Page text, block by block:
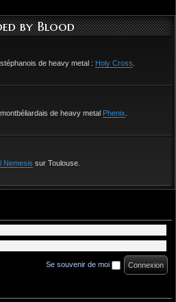
by Blood
de heavy metal : Holy Cross
de heavy metal Phenix
Nemesis sur Toulouse.
Se souvenir de moi